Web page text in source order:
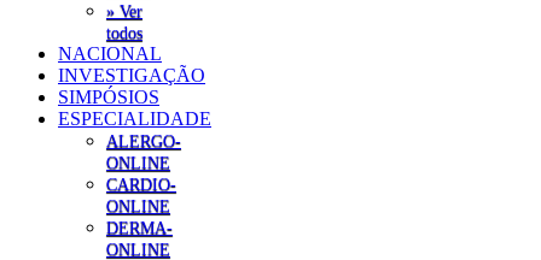
» Ver
todos
NACIONAL
INVESTIGAÇÃO
SIMPÓSIOS
ESPECIALIDADE
ALERGO-
ONLINE
CARDIO-
ONLINE
DERMA-
ONLINE